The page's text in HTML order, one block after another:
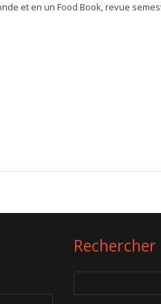
et en un Food Book, revue
Rechercher